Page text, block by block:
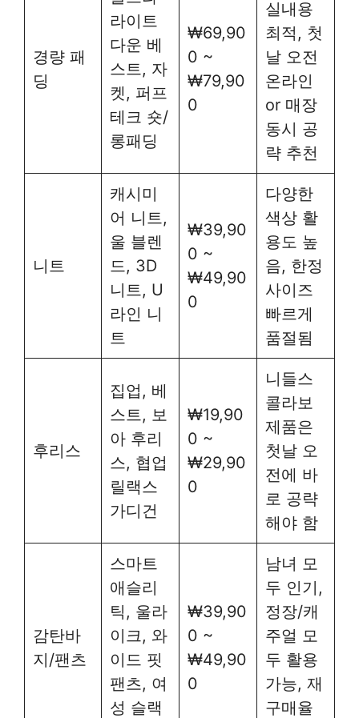
경량 패
딩
라이트
다운 베
스트, 자
켓, 퍼프
테크 숏/
롱패딩
₩69,90
0 ~
₩79,90
0
실내용
최적, 첫
날 오전
온라인
or 매장
동시 공
략 추천
니트
캐시미
어 니트,
울 블렌
드, 3D
니트, U
라인 니
트
₩39,90
0 ~
₩49,90
0
다양한
색상 활
용도 높
음, 한정
사이즈
빠르게
품절됨
후리스
집업, 베
스트, 보
아 후리
스, 협업
릴랙스
가디건
₩19,90
0 ~
₩29,90
0
니들스
콜라보
제품은
첫날 오
전에 바
로 공략
해야 함
감탄바
지/팬츠
스마트
애슬리
틱, 울라
이크, 와
이드 핏
팬츠, 여
성 슬랙
₩39,90
0 ~
₩49,90
0
남녀 모
두 인기,
정장/캐
주얼 모
두 활용
가능, 재
구매율